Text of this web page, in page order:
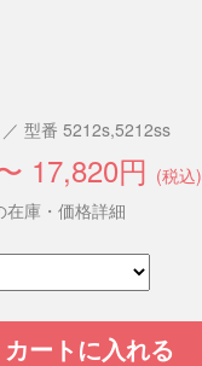
型番 5212s,5212ss
17,820円 (税込)
在庫・価格詳細
カートに入れる